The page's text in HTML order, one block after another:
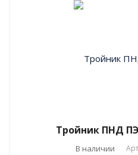
Тройник ПНД ПЭ
В наличии